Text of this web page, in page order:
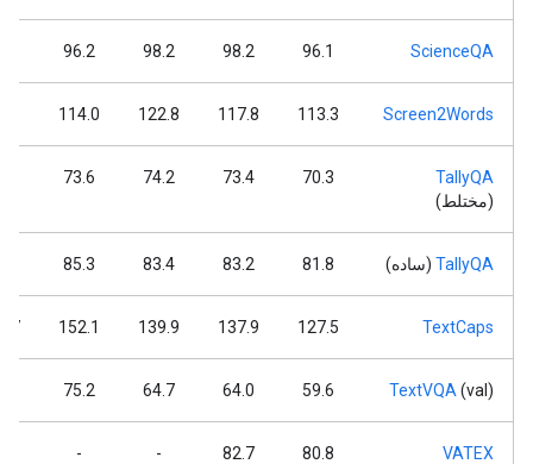
ScienceQA
96.1
98.2
98.2
96.2
Screen2Words
113.3
117.8
122.8
114.0
TallyQA
(مختلط)
70.3
73.4
74.2
73.6
TallyQA (ساده) 81.8
83.2
83.4
85.3
TextCaps
127.5
137.9
139.9
152.1
TextVQA (val)
59.6
64.0
64.7
75.2
VATEX
80.8
82.7
-
-